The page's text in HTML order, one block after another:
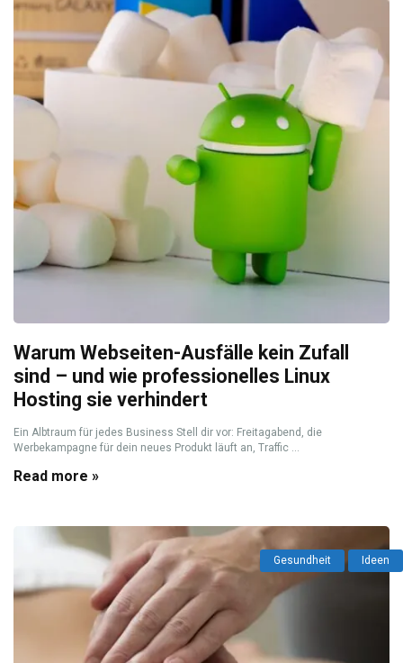
Warum Webseiten-Ausfälle kein Zufall
sind – und wie professionelles Linux
Hosting sie verhindert
Ein Albtraum für jedes Business Stell dir vor: Freitagabend, die
Werbekampagne für dein neues Produkt läuft an, Traffic ...
Read more »
Gesundheit Ideen